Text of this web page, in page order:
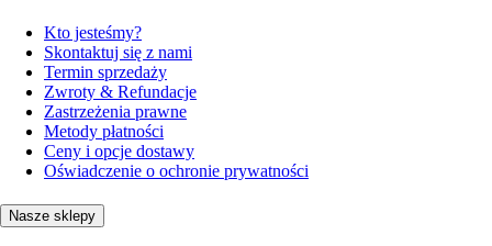
Kto jesteśmy?
Skontaktuj się z nami
Termin sprzedaży
Zwroty & Refundacje
Zastrzeżenia prawne
Metody płatności
Ceny i opcje dostawy
Oświadczenie o ochronie prywatności
Nasze sklepy